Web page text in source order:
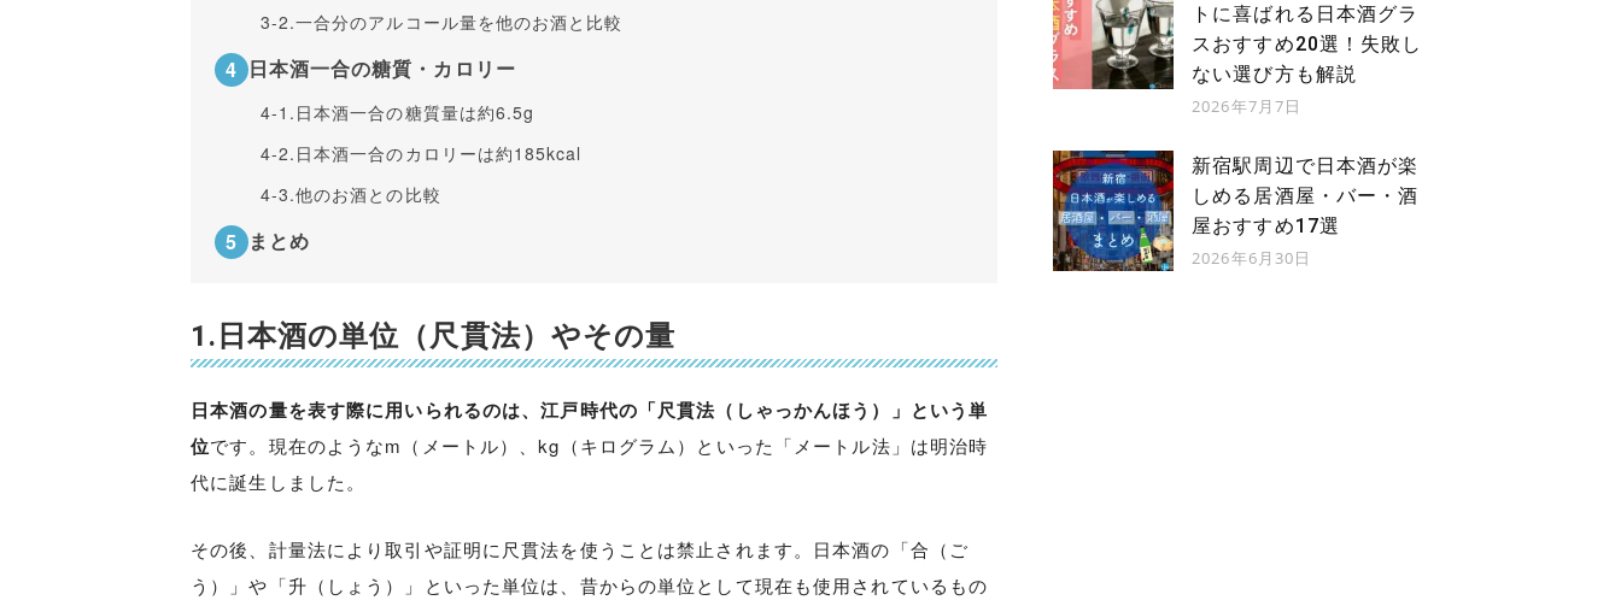
3-2.一合分のアルコール量を他のお酒と比較
日本酒一合の糖質・カロリー
4-1. 日本酒一合の糖質量は約6.5g
4-2. 日本酒一合のカロリーは約185kcal
4-3.他のお酒との比較
まとめ
1.日本酒の単位（尺貫法）やその量
日本酒の量を表す際に用いられるのは、江戸時代の「尺貫法（しゃっかんほう）」という単
位です。現在のようなm（メートル）、kg（キログラム）といった「メートル法」は明治時
代に誕生しました。
その後、計量法により取引や証明に尺貫法を使うことは禁止されます。日本酒の「合（ご
う）」や「升（しょう）」といった単位は、昔からの単位として現在も使用されているもの
トに喜ばれる日本酒グラ
スおすすめ20選！失敗し
ない選び方も解説
2026年7月7日
新宿駅周辺で日本酒が楽
しめる居酒屋・バー・酒
屋おすすめ17選
2026年6月30日